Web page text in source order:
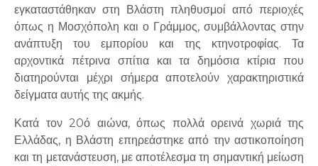
εγκαταστάθηκαν στη Βλάστη πληθυσμοί από περιοχές
όπως η Μοσχόπολη και ο Γράμμος, συμβάλλοντας στην
ανάπτυξη του εμπορίου και της κτηνοτροφίας. Τα
αρχοντικά πέτρινα σπίτια και τα δημόσια κτίρια που
διατηρούνται μέχρι σήμερα αποτελούν χαρακτηριστικά
δείγματα αυτής της ακμής.
Κατά τον 20ό αιώνα, όπως πολλά ορεινά χωριά της
Ελλάδας, η Βλάστη επηρεάστηκε από την αστικοποίηση
και τη μετανάστευση, με αποτέλεσμα τη σημαντική μείωση